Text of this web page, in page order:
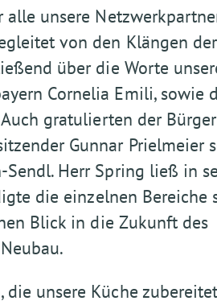
unsere
von den Klängen
über die Worte
Cornelia Emili, sowie
gratulierten der
Gunnar Prielmeier
Herr Spring ließ in
die einzelnen Bereiche
Blick in die Zukunft des
unsere Küche